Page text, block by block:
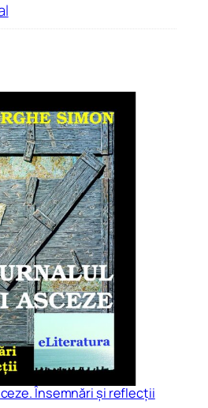
Însemnări și reflecții